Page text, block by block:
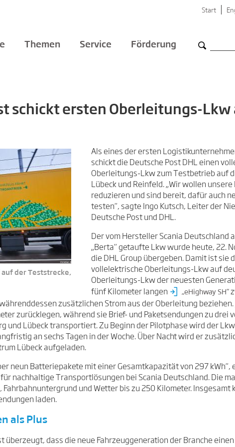
Start
Themen Service Förderung
schickt ersten Oberleitungs-Lkw
auf der Teststrecke,
Als eines der ersten
schickt die Deutsche Post DHL einen
Oberleitungs-Lkw zum Testbetrieb auf
Lübeck und Reinfeld. „Wir wollen
reduzieren und sind bereit, dafür auch
testen“, sagte Ingo Kutsch, Leiter der
Deutsche Post und DHL.
Der vom Hersteller Scania Deutschland
„Berta“ getaufte Lkw wurde heute, 22.
die DHL Group übergeben. Damit ist sie
vollelektrische Oberleitungs-Lkw auf
Oberleitungs-Lkw der neuesten
fünf Kilometer langen
„eHighway SH“
zusätzlichen Strom aus der Oberleitung beziehen.
zurücklegen, während sie Brief- und Paketsendungen zu drei
und Lübeck transportiert. Zu Beginn der Pilotphase wird der
an sechs Tagen in der Woche. Über Nacht wird er
Lübeck aufgeladen.
neun Batteriepakete mit einer Gesamtkapazität von 297 kWh“,
nachhaltige Transportlösungen bei Scania Deutschland. Die
Fahrbahnuntergrund und Wetter bis zu 250 Kilometer. Insgesamt
laden.
als Plus
überzeugt, dass die neue Fahrzeuggeneration der Branche